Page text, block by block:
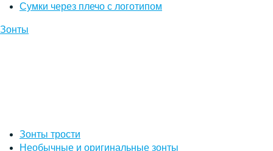
Сумки через плечо с логотипом
Зонты
Зонты трости
Необычные и оригинальные зонты